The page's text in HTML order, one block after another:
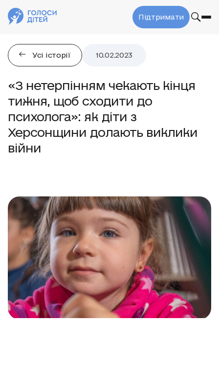
Підтримати
Усі історії 10.02.2023
«З нетерпінням чекають кінця
тижня, щоб сходити до
психолога»: як діти з
Херсонщини долають виклики
війни